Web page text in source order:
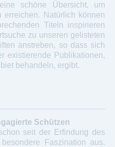
schöne Übersicht, um
Natürlich können
Titeln inspirieren
zu unseren gelisteten
anstreben, so dass sich
existierende Publikationen,
behandeln, ergibt.
Schützen
seit der Erfindung des
Faszination aus.